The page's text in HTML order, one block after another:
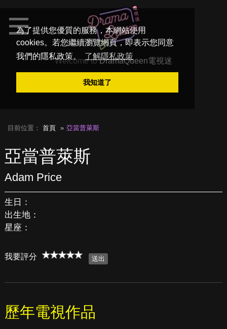
為了提供您優質的服務，本網站使用
cookies。若您繼續瀏覽網頁，即表示您同意
我們的隱私政策。
了解隱私政策
我知道了
Welcome toDramaQueen電視迷
目前位置： 首頁 亞當普萊斯
亞當普萊斯
Adam Price
生日：
出生地：
星座：
我要評分
歷年電視作品